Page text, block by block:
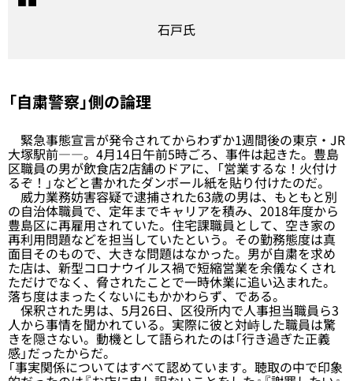
石戸氏
「自粛警察」側の論理
緊急事態宣言が発令されてからわずか1週間後の東京・JR
大塚駅前――。4月14日午前5時ごろ、事件は起きた。豊島
区職員の男が飲食店2店舗のドアに、「営業するな！火付け
るぞ！」などと書かれたダンボール紙を貼り付けたのだ。
威力業務妨害容疑で逮捕された63歳の男は、もともと別
の自治体職員で、定年までキャリアを積み、2018年度から
豊島区に再雇用されていた。住宅課職員として、空き家の
再利用問題などを担当していたという。その勤務態度は真
面目そのもので、大きな問題はなかった。男が自粛を求め
た店は、新型コロナウイルス禍で短縮営業を余儀なくされ
ただけでなく、脅されたことで一時休業に追い込まれた。
落ち度はまったくないにもかかわらず、である。
保釈された男は、5月26日、区役所内で人事担当職員ら3
人から事情を聞かれている。実際に彼と対峙した職員は驚
きを隠さない。動機として語られたのは「行き過ぎた正義
感」だったからだ。
「事実関係についてはすべて認めています。聴取の中で印象